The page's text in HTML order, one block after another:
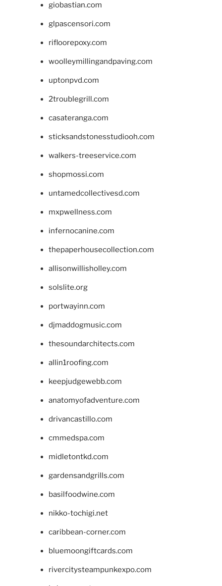
giobastian.com
glpascensori.com
rifloorepoxy.com
woolleymillingandpaving.com
uptonpvd.com
2troublegrill.com
casateranga.com
sticksandstonesstudiooh.com
walkers-treeservice.com
shopmossi.com
untamedcollectivesd.com
mxpwellness.com
infernocanine.com
thepaperhousecollection.com
allisonwillisholley.com
solslite.org
portwayinn.com
djmaddogmusic.com
thesoundarchitects.com
allin1roofing.com
keepjudgewebb.com
anatomyofadventure.com
drivancastillo.com
cmmedspa.com
midletontkd.com
gardensandgrills.com
basilfoodwine.com
nikko-tochigi.net
caribbean-corner.com
bluemoongiftcards.com
rivercitysteampunkexpo.com